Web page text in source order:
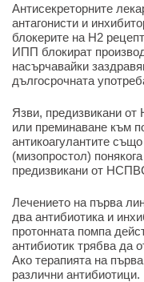
Антисекреторните
антагонисти и
блокерите на H2
ИПП блокират
насърчавайки
дългосрочната
Язви, предизвикани
или преминаване към
антикоагулантите
(мизопростол)
предизвикани от
Лечението на първа
два антибиотика и
протонната помпа
антибиотик трябва да
Ако терапията на
различни антибиотици.